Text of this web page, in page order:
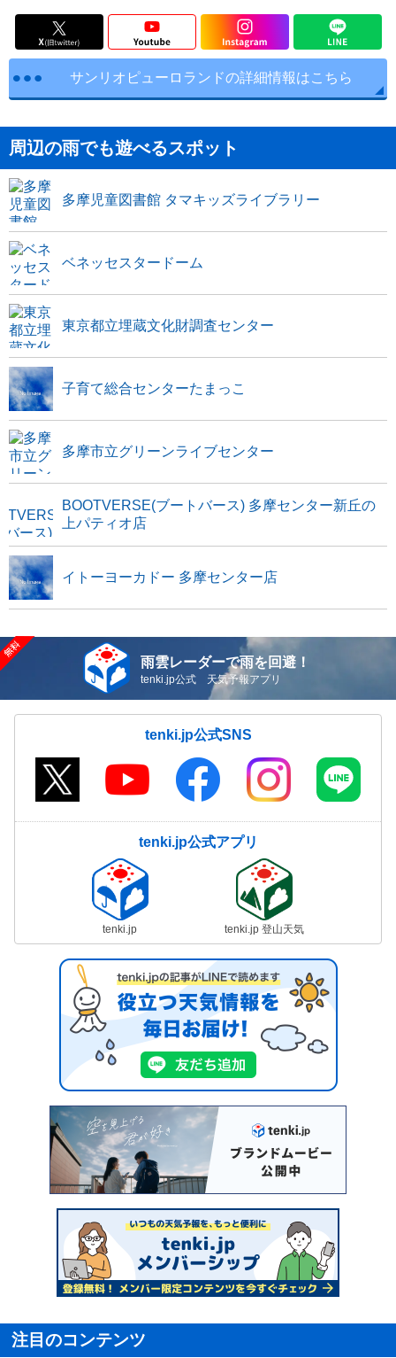
サンリオピューロランドの詳細情報はこちら
周辺の雨でも遊べるスポット
多摩児童図書館 タマキッズライブラリー
ベネッセスタードーム
東京都立埋蔵文化財調査センター
子育て総合センターたまっこ
多摩市立グリーンライブセンター
BOOTVERSE(ブートバース) 多摩センター新丘の
上パティオ店
イトーヨーカドー 多摩センター店
雨雲レーダーで雨を回避！
tenki.jp公式 天気予報アプリ
tenki.jp公式SNS
tenki.jp公式アプリ
tenki.jp tenki.jp 登山天気
注目のコンテンツ